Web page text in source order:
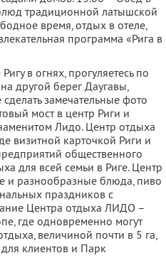
традиционной латышской
время, отдых в отеле,
программа «Рига в
в огнях, прогуляетесь по
другой берег Даугавы,
замечательные фото
мост в центр Риги и
Лидо. Центр отдыха
визитной карточкой Риги и
общественного
для всей семьи в Риге. Центр
и разнообразные блюда, пиво
праздников с
Центра отдыха ЛИДО –
где одновременно могут
величиной почти в 5 га,
клиентов и Парк